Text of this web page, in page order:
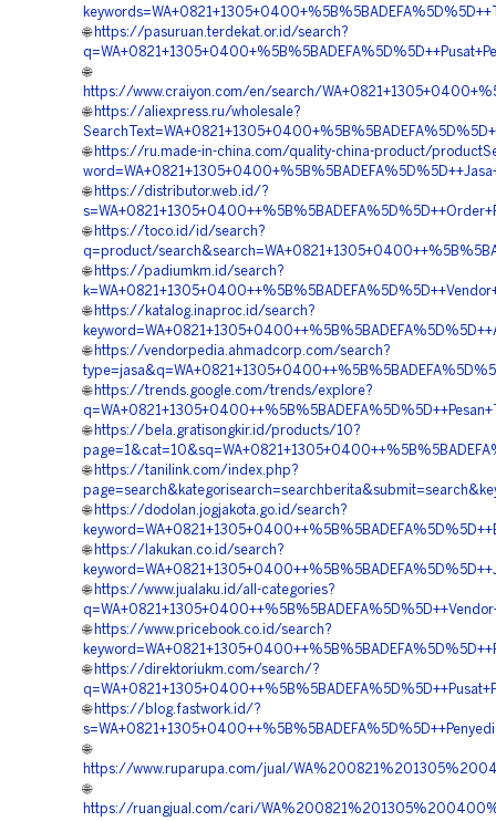
🌐 https://pasuruan.terdekat.or.id/search?
🌐
https://www.craiyon.com/en/search/
🌐 https://aliexpress.ru/wholesale?
🌐 https://ru.made-in-china.com/quality-china-product/
🌐 https://distributor.web.id/?
🌐 https://toco.id/id/search?
q=product/
🌐 https://padiumkm.id/search?
🌐 https://katalog.inaproc.id/search?
🌐 https://vendorpedia.ahmadcorp.com/search?
🌐 https://trends.google.com/trends/explore?
🌐 https://bela.gratisongkir.id/products/10?
🌐 https://tanilink.com/index.php?
🌐 https://dodolan.jogjakota.go.id/search?
🌐 https://lakukan.co.id/search?
🌐 https://www.jualaku.id/all-categories?
🌐 https://www.pricebook.co.id/search?
🌐 https://direktoriukm.com/search/?
🌐 https://blog.fastwork.id/?
🌐
https://www.ruparupa.com/jual/
🌐
https://ruangjual.com/cari/